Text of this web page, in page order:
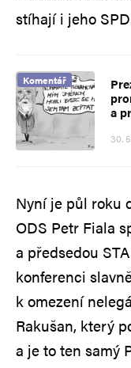
stíhají i jeho
Komentář
a
30.
Nyní je půl roku
ODS Petr Fiala
a předsedou
konferenci
k omezení
Rakušan, který
a je to ten samý